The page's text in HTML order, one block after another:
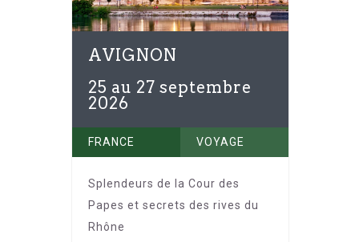
AVIGNON
25 au 27 septembre
2026
FRANCE VOYAGE
Splendeurs de la Cour des
Papes et secrets des rives du
Rhône